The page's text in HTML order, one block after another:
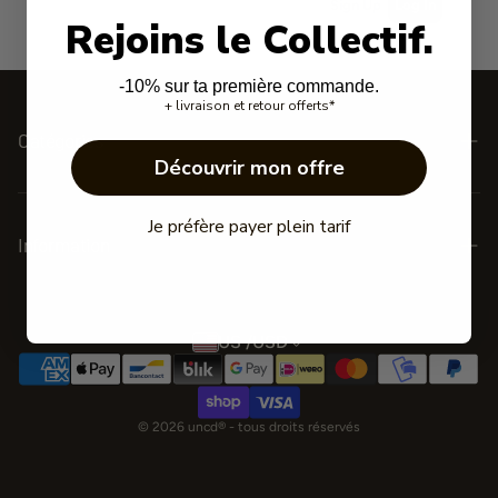
Catégories
Nouveautés
Woman
Information
Privacy Policy
FAQ
Portail de retours
US /USD
© 2026 uncd® - tous droits réservés
Rejoins le Collectif.
-10% sur ta première commande.
+ livraison et retour offerts*
Découvrir mon offre
Je préfère payer plein tarif